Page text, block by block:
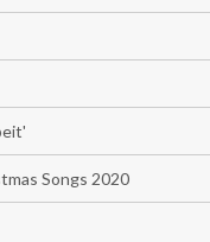
Songs 2020